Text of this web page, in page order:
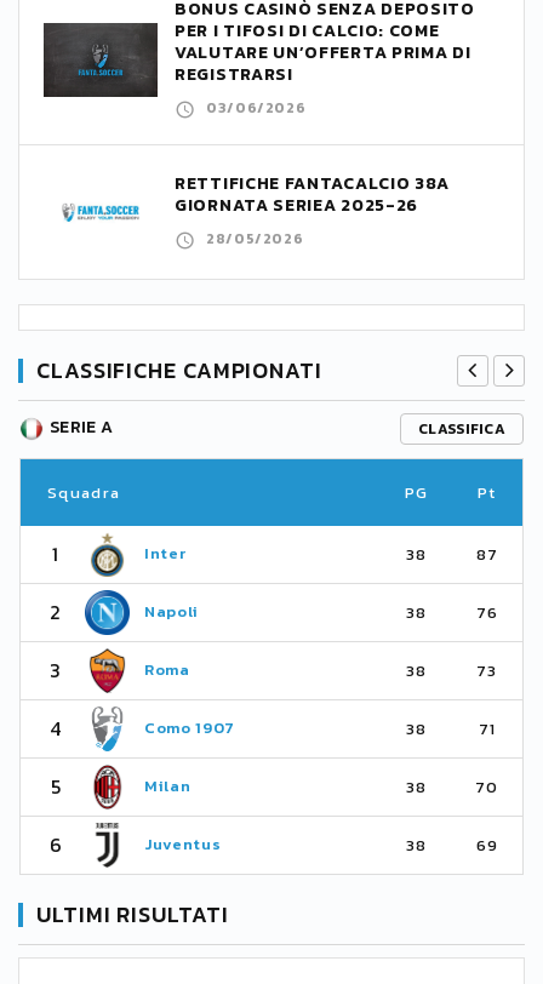
BONUS CASINÒ SENZA DEPOSITO
PER I TIFOSI DI CALCIO: COME
VALUTARE UN’OFFERTA PRIMA DI
REGISTRARSI
03/06/2026
RETTIFICHE FANTACALCIO 38A
GIORNATA SERIEA 2025-26
28/05/2026
CLASSIFICHE CAMPIONATI
SERIE A CLASSIFICA
Squadra PG Pt
1 Inter 38 87
2 Napoli 38 76
3 Roma 38 73
4 Como 1907 38 71
5 Milan 38 70
6 Juventus 38 69
ULTIMI RISULTATI